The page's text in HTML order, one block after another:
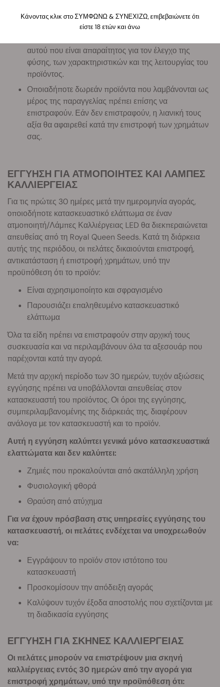
Είστε υπεύθυνοι για οποιαδήποτε απώλεια αξίας του
αυτού που είναι απαραίτητος για τον έλεγχο της
φύσης, των χαρακτηριστικών και της λειτουργίας του
προϊόντος.
Οποιαδήποτε δωρεάν προϊόντα που λαμβάνονται ως
μέρος της παραγγελίας πρέπει επίσης να
επιστραφούν. Εάν δεν επιστραφούν, η λιανική τους
αξία θα αφαιρεθεί κατά την επιστροφή των χρημάτων
σας.
ΕΓΓΥΗΣΗ ΓΙΑ ΑΤΜΟΠΟΙΗΤΕΣ ΚΑΙ ΛΑΜΠΕΣ
ΚΑΛΛΙΕΡΓΕΙΑΣ
Για τις πρώτες 30 ημέρες μετά την ημερομηνία αγοράς,
οποιοδήποτε κατασκευαστικό ελάττωμα σε έναν
ατμοποιητή/Λάμπες Καλλιέργειας LED θα διεκπεραιώνεται
απευθείας από τη Royal Queen Seeds. Κατά τη διάρκεια
αυτής της περιόδου, οι πελάτες δικαιούνται επιστροφή,
αντικατάσταση ή επιστροφή χρημάτων, υπό την
προϋπόθεση ότι το προϊόν:
Είναι αχρησιμοποίητο και σφραγισμένο
Παρουσιάζει επαληθευμένο κατασκευαστικό
ελάττωμα
Όλα τα είδη πρέπει να επιστραφούν στην αρχική τους
συσκευασία και να περιλαμβάνουν όλα τα αξεσουάρ που
παρέχονται κατά την αγορά.
Μετά την αρχική περίοδο των 30 ημερών, τυχόν αξιώσεις
εγγύησης πρέπει να υποβάλλονται απευθείας στον
κατασκευαστή του προϊόντος. Οι όροι της εγγύησης,
συμπεριλαμβανομένης της διάρκειάς της, διαφέρουν
ανάλογα με τον κατασκευαστή και το προϊόν.
Αυτή η εγγύηση καλύπτει γενικά μόνο κατασκευαστικά
ελαττώματα και δεν καλύπτει:
Ζημιές που προκαλούνται από ακατάλληλη χρήση
Φυσιολογική φθορά
Θραύση από ατύχημα
Για ναέχουν πρόσβαση στις υπηρεσίες εγγύησης του
κατασκευαστή, οι πελάτες ενδέχεται να υποχρεωθούν
να:
Εγγράψουν το προϊόν στον ιστότοπο του
κατασκευαστή
Προσκομίσουν την απόδειξη αγοράς
Καλύψουν τυχόν έξοδα αποστολής που σχετίζονται με
τη διαδικασία εγγύησης
ΕΓΓΥΗΣΗ ΓΙΑ ΣΚΗΝΕΣ ΚΑΛΛΙΕΡΓΕΙΑΣ
Οι πελάτες μπορούν να επιστρέψουν μια σκηνή
καλλιέργειας εντός 30 ημερών από την αγορά για
επιστροφή χρημάτων, υπό την προϋπόθεση ότι:
Κάνοντας κλικ στο ΣΥΜΦΩΝΩ & ΣΥΝΕΧΙΖΩ, επιβεβαιώνετε ότι
είστε 18 ετών και άνω